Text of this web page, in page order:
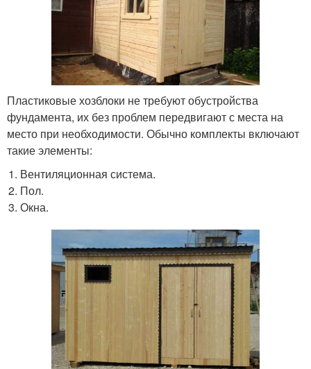
Пластиковые хозблоки не требуют обустройства
фундамента, их без проблем передвигают с места на
место при необходимости. Обычно комплекты включают
такие элементы:
Вентиляционная система.
Пол.
Окна.